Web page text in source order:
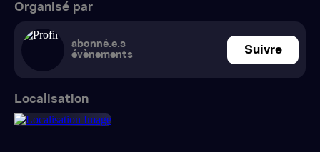
Organisé par
abonné.e.s
évènements
Suivre
Localisation